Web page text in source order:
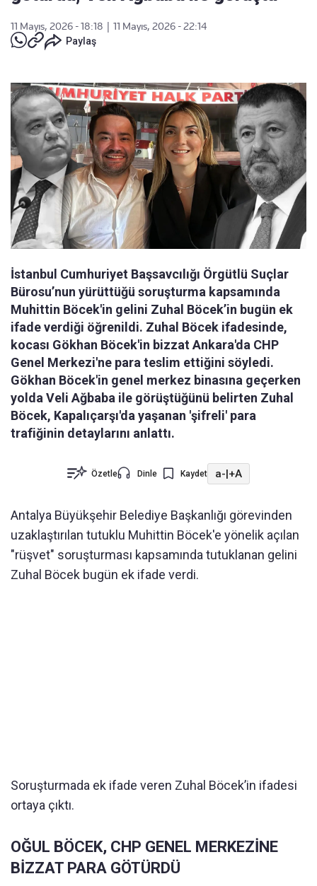
11 Mayıs, 2026 - 18:18
11 Mayıs, 2026 - 22:14
Paylaş
İstanbul Cumhuriyet Başsavcılığı Örgütlü Suçlar
Bürosu’nun yürüttüğü soruşturma kapsamında
Muhittin Böcek'in gelini Zuhal Böcek’in bugün ek
ifade verdiği öğrenildi. Zuhal Böcek ifadesinde,
kocası Gökhan Böcek'in bizzat Ankara'da CHP
Genel Merkezi'ne para teslim ettiğini söyledi.
Gökhan Böcek'in genel merkez binasına geçerken
yolda Veli Ağbaba ile görüştüğünü belirten Zuhal
Böcek, Kapalıçarşı'da yaşanan 'şifreli' para
trafiğinin detaylarını anlattı.
Özetle Dinle Kaydet a-|+A
Antalya Büyükşehir Belediye Başkanlığı görevinden
uzaklaştırılan tutuklu Muhittin Böcek'e yönelik açılan
"rüşvet" soruşturması kapsamında tutuklanan gelini
Zuhal Böcek bugün ek ifade verdi.
Soruşturmada ek ifade veren Zuhal Böcek’in ifadesi
ortaya çıktı.
OĞUL BÖCEK, CHP GENEL MERKEZİNE
BİZZAT PARA GÖTÜRDÜ